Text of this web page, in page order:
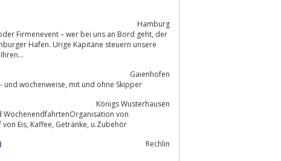
Hamburg
Hafen. Urige Kapitäne steuern unsere
Ihren...
Gaienhofen
Am westlichen Bodensee gibt es eine neue Aqualine 750 zum chartern: tage- und wochenweise, mit und ohne Skipper
Königs Wusterhausen
WochenendfahrtenOrganisation von
Eis, Kaffee, Getränke, u.Zubehör
Rechlin